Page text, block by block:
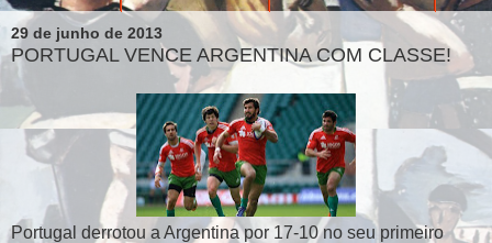
29 de junho de 2013
PORTUGAL VENCE ARGENTINA COM CLASSE!
Portugal derrotou a Argentina por 17-10 no seu primeiro